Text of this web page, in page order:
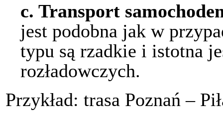
c. Transport
jest podobna jak w
typu są rzadkie i istotna
rozładowczych.
Przykład: trasa Poznań –